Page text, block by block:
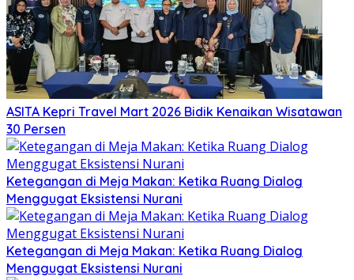
ASITA Kepri Travel Mart 2026 Bidik Kenaikan Wisatawan
30 Persen
Ketegangan di Meja Makan: Ketika Ruang Dialog
Menggugat Eksistensi Nurani
Ketegangan di Meja Makan: Ketika Ruang Dialog
Menggugat Eksistensi Nurani